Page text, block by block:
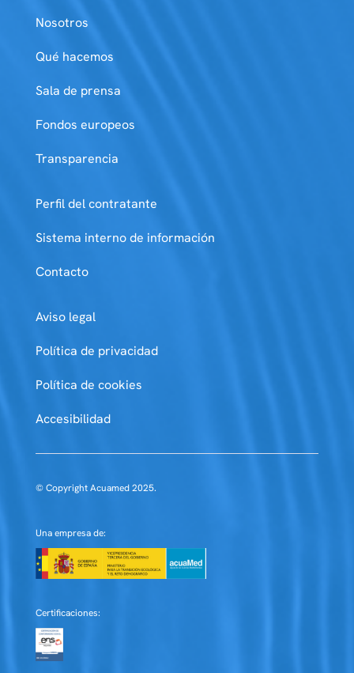
Nosotros
Qué hacemos
Sala de prensa
Fondos europeos
Transparencia
Perfil del contratante
Sistema interno de información
Contacto
Aviso legal
Política de privacidad
Política de cookies
Accesibilidad
© Copyright Acuamed 2025.
Una empresa de:
Certificaciones: